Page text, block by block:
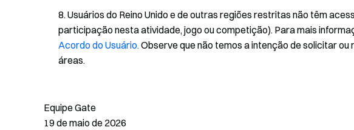
Usuários do Reino Unido e de outras regiões restritas não têm
participação nesta atividade, jogo ou competição). Para mais
Acordo do Usuário.Observe que não temos a intenção de solicitar
áreas.
Equipe Gate
19 de maio de 2026